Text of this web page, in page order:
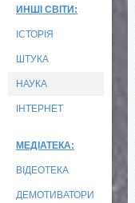
ИНШІ СВІТИ:
ІСТОРІЯ
ШТУКА
НАУКА
ІНТЕРНЕТ
МЕДІАТЕКА:
ВІДЕОТЕКА
ДЕМОТИВАТОРИ